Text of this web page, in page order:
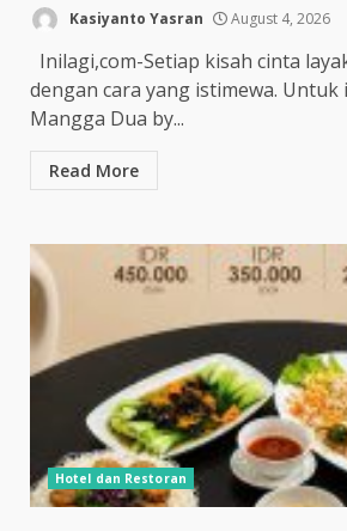
Kasiyanto Yasran August 4, 2026
Inilagi,com-Setiap kisah cinta
dengan cara yang istimewa. Untuk
Mangga Dua by...
Read More
Hotel dan Restoran